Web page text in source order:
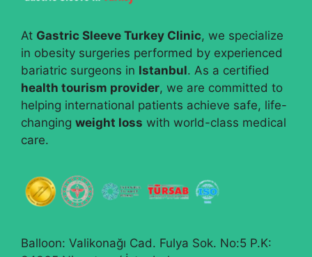
At Gastric Sleeve Turkey Clinic, we specialize
in obesity surgeries performed by experienced
bariatric surgeons in Istanbul. As a certified
health tourism provider, we are committed to
helping international patients achieve safe, life-
changing weight loss with world-class medical
care.
Balloon: Valikonağı Cad. Fulya Sok. No:5 P.K: